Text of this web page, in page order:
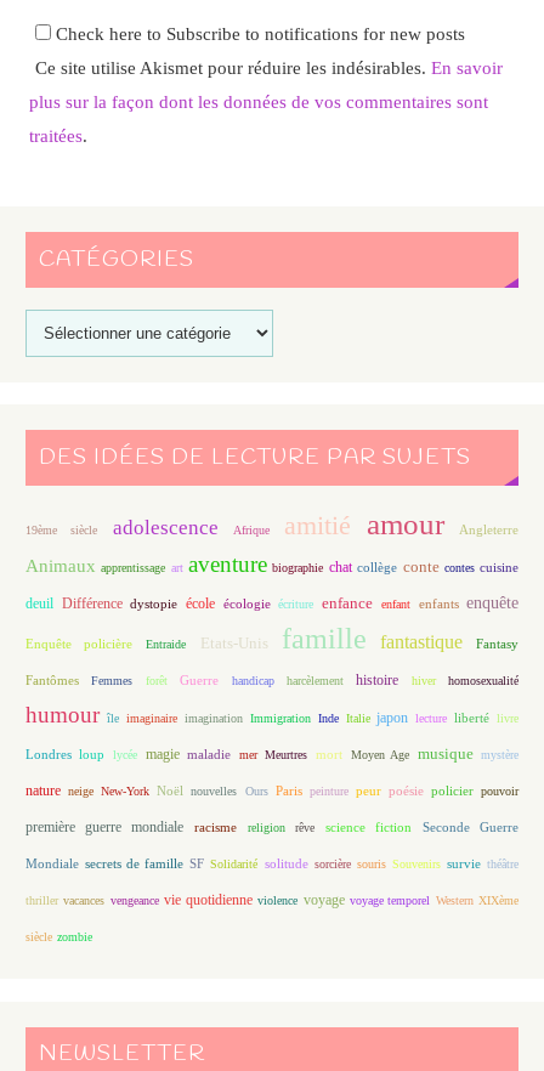
Check here to Subscribe to notifications for new posts
Ce site utilise Akismet pour réduire les indésirables. En savoir
plus sur la façon dont les données de vos commentaires sont
traitées.
CATÉGORIES
DES IDÉES DE LECTURE PAR SUJETS
19ème siècle adolescence Afrique amitié amour Angleterre
Animaux apprentissage art aventure biographie chat collège conte contes cuisine
deuil Différence dystopie école écologie écriture enfance enfant enfants enquête
Enquête policière Entraide Etats-Unis famille fantastique Fantasy
Fantômes Femmes forêt Guerre handicap harcèlement histoire hiver homosexualité
humour île imaginaire imagination Immigration Inde Italie japon lecture liberté livre
Londres loup lycée magie maladie mer Meurtres mort Moyen Age musique mystère
nature neige New-York Noël nouvelles Ours Paris peinture peur poésie policier pouvoir
première guerre mondiale racisme religion rêve science fiction Seconde Guerre
Mondiale secrets de famille SF Solidarité solitude sorcière souris Souvenirs survie théâtre
thriller vacances vengeance vie quotidienne violence voyage voyage temporel Western XIXème
siècle zombie
NEWSLETTER